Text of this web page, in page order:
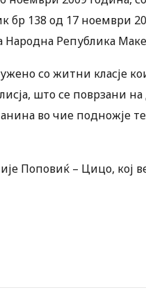
138 од 17 ноември
Народна Република
со житни класје
што се поврзани
во чие подножје
Поповиќ – Цицо, кој